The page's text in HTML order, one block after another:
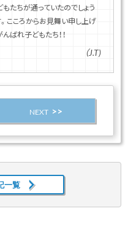
たちが通っていたのでしょう
こころからお見舞い申し上げ
ばれ子どもたち！！
（J.T)
NEXT
一覧